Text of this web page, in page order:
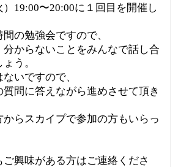
）19:00〜20:00に１回目を開催し
の勉強会ですので、
分からないことをみんなで話し合
う。
いですので、
問に答えながら進めさせて頂き
からスカイプで参加の方もいらっ
ご興味がある方はご連絡くださ